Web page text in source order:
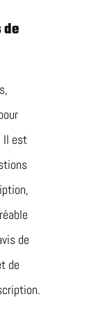
Il est
de
de